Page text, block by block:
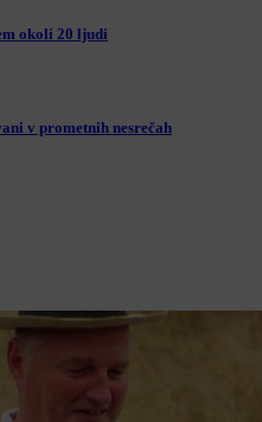
okoli 20 ljudi
v prometnih nesrečah